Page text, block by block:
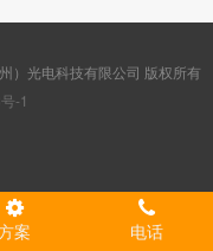
）光电科技有限公司 版权所有
-1
案 电话